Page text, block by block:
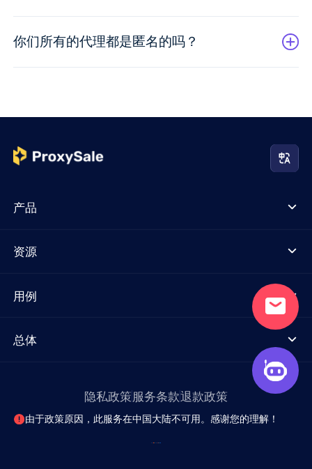
你们所有的代理都是匿名的吗？
产品
资源
用例
总体
隐私政策服务条款退款政策
由于政策原因，此服务在中国大陆不可用。感谢您的理解！